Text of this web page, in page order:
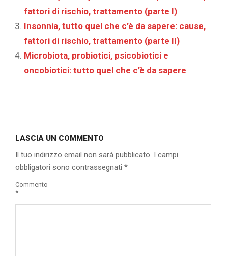
fattori di rischio, trattamento (parte I)
Insonnia, tutto quel che c’è da sapere: cause,
fattori di rischio, trattamento (parte II)
Microbiota, probiotici, psicobiotici e
oncobiotici: tutto quel che c’è da sapere
28
LASCIA UN COMMENTO
Il tuo indirizzo email non sarà pubblicato. I campi
obbligatori sono contrassegnati *
Commento
*